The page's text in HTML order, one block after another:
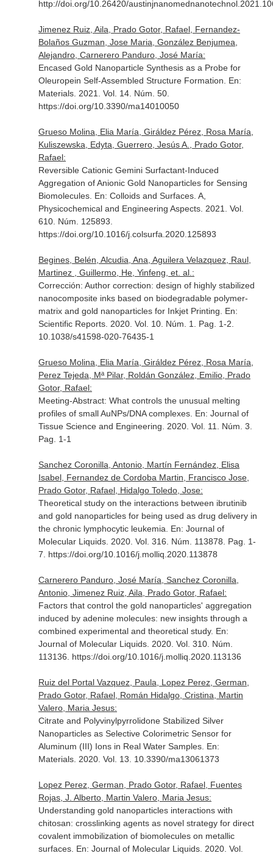
http://doi.org/10.26420/
Jimenez Ruiz, Aila, Prado Gotor, Rafael, Fernandez-
Bolaños Guzman, Jose Maria, González Benjumea,
Alejandro, Carnerero Panduro, José María:
Encased Gold Nanoparticle Synthesis as a Probe for
Oleuropein Self-Assembled Structure Formation. En:
Materials. 2021. Vol. 14. Núm. 50.
https://doi.org/10.3390/ma14010050
Grueso Molina, Elia María, Giráldez Pérez, Rosa María,
Kuliszewska, Edyta, Guerrero, Jesús A., Prado Gotor,
Rafael:
Reversible Cationic Gemini Surfactant-Induced
Aggregation of Anionic Gold Nanoparticles for Sensing
Biomolecules. En: Colloids and Surfaces. A,
Physicochemical and Engineering Aspects. 2021. Vol.
610. Núm. 125893.
https://doi.org/10.1016/j.colsurfa.2020.125893
Begines, Belén, Alcudia, Ana, Aguilera Velazquez, Raul,
Martinez , Guillermo, He, Yinfeng, et. al.:
Corrección: Author correction: design of highly stabilized
nanocomposite inks based on biodegradable polymer-
matrix and gold nanoparticles for Inkjet Printing. En:
Scientific Reports. 2020. Vol. 10. Núm. 1. Pag. 1-2.
10.1038/s41598-020-76435-1
Grueso Molina, Elia María, Giráldez Pérez, Rosa María,
Perez Tejeda, Mª Pilar, Roldán González, Emilio, Prado
Gotor, Rafael:
Meeting-Abstract: What controls the unusual melting
profiles of small AuNPs/DNA complexes. En: Journal of
Tissue Science and Engineering . 2020. Vol. 11. Núm. 3.
Pag. 1-1
Sanchez Coronilla, Antonio, Martín Fernández, Elisa
Isabel, Fernandez de Cordoba Martin, Francisco Jose,
Prado Gotor, Rafael, Hidalgo Toledo, Jose:
Theoretical study on the interactions between ibrutinib
and gold nanoparticles for being used as drug delivery in
the chronic lymphocytic leukemia. En: Journal of
Molecular Liquids. 2020. Vol. 316. Núm. 113878. Pag. 1-
7. https://doi.org/10.1016/j.molliq.2020.113878
Carnerero Panduro, José María, Sanchez Coronilla,
Antonio, Jimenez Ruiz, Aila, Prado Gotor, Rafael:
Factors that control the gold nanoparticles' aggregation
induced by adenine molecules: new insights through a
combined experimental and theoretical study. En:
Journal of Molecular Liquids. 2020. Vol. 310. Núm.
113136. https://doi.org/10.1016/j.molliq.2020.113136
Ruiz del Portal Vazquez, Paula, Lopez Perez, German,
Prado Gotor, Rafael, Román Hidalgo, Cristina, Martin
Valero, Maria Jesus:
Citrate and Polyvinylpyrrolidone Stabilized Silver
Nanoparticles as Selective Colorimetric Sensor for
Aluminum (III) Ions in Real Water Samples. En:
Materials. 2020. Vol. 13. 10.3390/ma13061373
Lopez Perez, German, Prado Gotor, Rafael, Fuentes
Rojas, J. Alberto, Martin Valero, Maria Jesus:
Understanding gold nanoparticles interactions with
chitosan: crosslinking agents as novel strategy for direct
covalent immobilization of biomolecules on metallic
surfaces. En: Journal of Molecular Liquids. 2020. Vol.